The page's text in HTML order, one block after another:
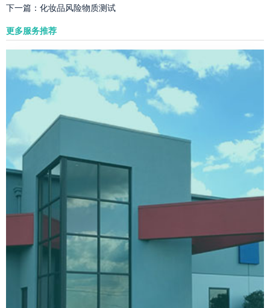
下一篇： 化妆品风险物质测试
更多服务推荐